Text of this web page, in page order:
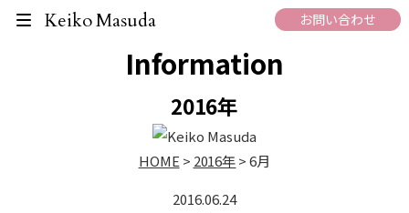
Keiko Masuda お問い合わせ
Information
2016年
HOME > 2016年>6月
2016.06.24